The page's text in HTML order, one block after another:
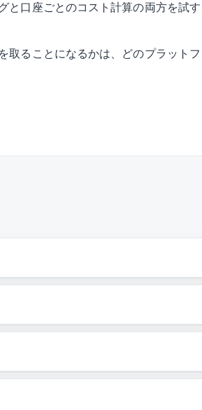
口座ごとのコスト計算の両方を試す
取ることになるかは、どのプラット